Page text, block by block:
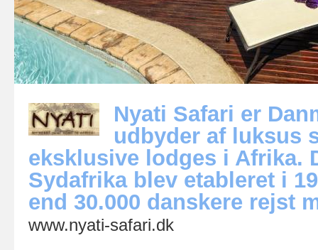
Nyati Safari er
udbyder af luksus
eksklusive lodges i Afrika.
Sydafrika blev etableret i
end 30.000 danskere rejst
www.nyati-safari.dk